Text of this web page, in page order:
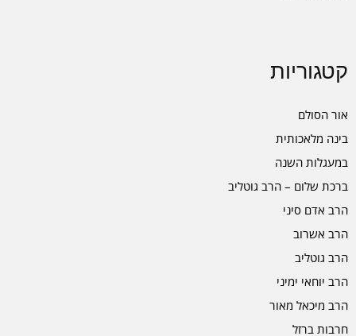
קטגוריות
אור הסולם
בינה מלאכותית
במעגלות השנה
ברכת שלום – הרב גוטליב
הרב אדם סיני
הרב אשרוב
הרב גוטליב
הרב יוחאי ימיני
הרב מיכאל מאור
חרבות ברזל